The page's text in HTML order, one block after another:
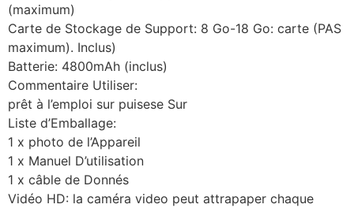
(maximum)
Carte de Stockage de Support: 8 Go-18 Go: carte (PAS
maximum). Inclus)
Batterie: 4800mAh (inclus)
Commentaire Utiliser:
prêt à l’emploi sur puisese Sur
Liste d’Emballage:
1 x photo de l’Appareil
1 x Manuel D’utilisation
1 x câble de Donnés
Vidéo HD: la caméra video peut attrapaper chaque